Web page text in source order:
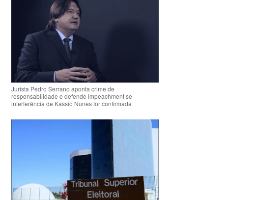
Jurista Pedro Serrano aponta crime de
responsabilidade e defende impeachment se
interferência de Kassio Nunes for confirmada